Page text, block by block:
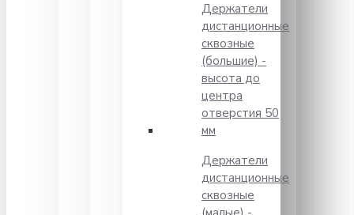
Держатели
дистанционные
сквозные
(большие) -
высота до
центра
отверстия 50
мм
Держатели
дистанционные
сквозные